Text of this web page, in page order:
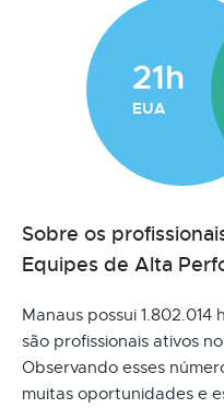
21h
EUA
Sobre os
Equipes de Alta
Manaus possui
são profissionais ativos
Observando esses
muitas oportunidades e